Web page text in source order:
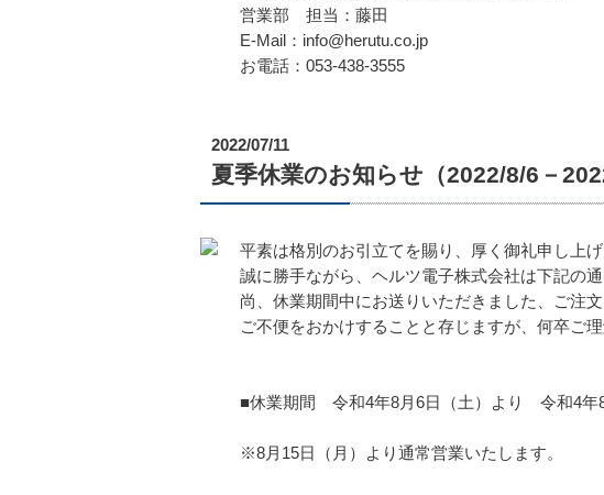
営業部 担当：藤田
E-Mail：info@herutu.co.jp
お電話：053-438-3555
2022/07/11
夏季休業のお知らせ（2022/8/6－
平素は格別のお引立てを賜り、厚く御礼申し上げ
誠に勝手ながら、ヘルツ電子株式会社は下記の
尚、休業期間中にお送りいただきました、ご注
ご不便をおかけすることと存じますが、何卒ご
■休業期間 令和4年8月6日（土）より 令和4年
※8月15日（月）より通常営業いたします。